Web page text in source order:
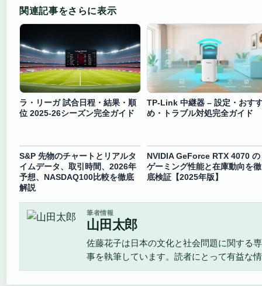
関連記事をさらに表示
ラ・リーガ 試合日程・結果・順
位 2025-26シーズン完全ガイド
TP-Link 中継器 – 設定・おす
め・トラブル対処完全ガイド
S&P 先物のチャートとリアルタ
イムデータ、取引時間、2026年
予想、NASDAQ100比較を徹底
解説
NVIDIA GeForce RTX 4070 の
ゲーミング性能と在庫動向を徹
底検証【2025年版】
筆者情報
山田太郎
佐藤花子は日本の文化と社会問題に関する
事を執筆しています。読者にとって有益な